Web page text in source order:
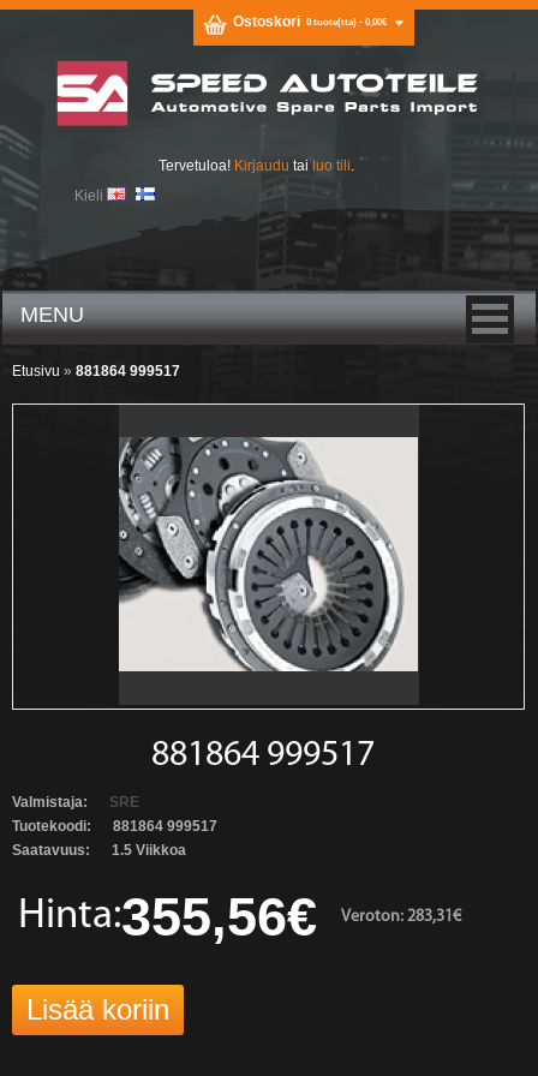
Ostoskori 0 tuote(tta) - 0,00€
Tervetuloa! Kirjaudu tai luo tili.
Kieli
MENU
Etusivu »881864 999517
881864 999517
Valmistaja:
SRE
Tuotekoodi:
881864 999517
Saatavuus:
1.5 Viikkoa
Hinta:355,56€ Veroton: 283,31€